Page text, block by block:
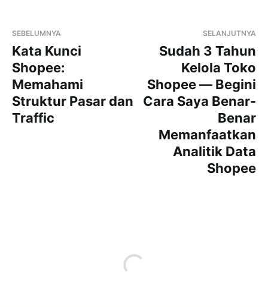
SEBELUMNYA
Kata Kunci
Shopee:
Memahami
Struktur Pasar dan
Traffic
SELANJUTNYA
Sudah 3 Tahun
Kelola Toko
Shopee — Begini
Cara Saya Benar-
Benar
Memanfaatkan
Analitik Data
Shopee